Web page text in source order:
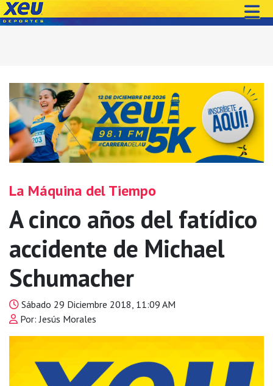
La Máquina del Tiempo
A cinco años del fatídico
accidente de Michael
Schumacher
Sábado 29 Diciembre 2018, 11:09 AM
Por: Jesús Morales